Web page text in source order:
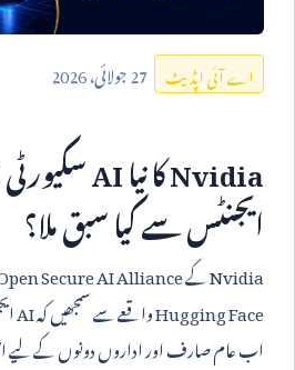
اے آئی اپڈیٹ 27جولائی،2026
Nvidiaکا نیاAI
ایجنٹس سے کیا سبق ملا؟
NvidiaکےSecure AI Alliance
Hugging Faceواقعے سے سمجھیں کہAI
اب عام صارف اور اداروں دونوں کے